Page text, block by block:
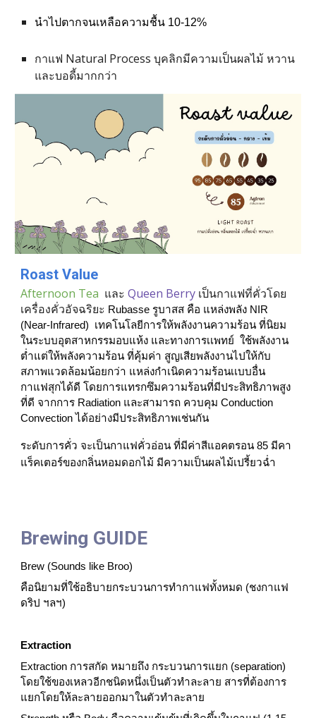
นำไปตากจนเหลือความชื้น 10-12%
กาแฟ Natural Process บุคลิกมีความเป็นผลไม้​ หวาน​
และ​บอดี้มากกว่า
Roast Value
Afternoon Tea และ Queen Berry เป็นกาแฟที่คั่วโดย
เครื่องคั่วอัจฉริยะ Rubasse​ รูบาสส​ คือ​ แหล่งพลัง NIR​
(Near-Infrared)​  เทคโนโลยี​การให้พลังงานความร้อน​ ที่นิยม
ในระบบอุตสาหกรรม​อบแห้ง​ และทางการเเพทย์​  ใช้พลังงาน​
ต่ำแต่ให้พลังความร้อน​ ที่คุ้มค่า​ สูญเสีย​พลังงานไปให้กับ​
สภาพ​แวดล้อมน้อยกว่า​ แหล่งกำเนิดความร้อนเเบบอื่น
กาแฟสุกได้ดี​ โดยการแทรกซึมความร้อนที่มีประสิทธิภาพ​สูง
ที่ดี​ จากการ​ Radiation​ และสามารถ​ ควบคุม​ Conduction​
Convection​ ได้อย่างมีประสิทธิภาพ​เช่นกัน
ระดับการคั่ว จะเป็นกาแฟคั่วอ่อน ที่มีค่าสีแอคตรอน 85 มีคา
แร็คเตอร์ของกลิ่นหอมดอกไม้ มีความเป็นผลไม้เปรี้ยวฉ่ำ
Brewing GUIDE
Brew (Sounds like Broo)
คือนิยามที่ใช้อธิบายกระบวนการทำกาแฟทั้งหมด (ชงกาแฟ
ดริป ฯลฯ)
Extraction
Extraction การสกัด หมายถึง กระบวนการแยก (separation)
โดยใช้ของเหลวอีกชนิดหนึ่งเป็นตัวทำละลาย สารที่ต้องการ
แยกโดยให้ละลายออกมาในตัวทำละลาย